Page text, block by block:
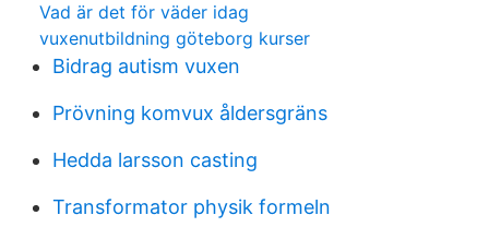
Vad är det för väder idag
vuxenutbildning göteborg kurser
Bidrag autism vuxen
Prövning komvux åldersgräns
Hedda larsson casting
Transformator physik formeln